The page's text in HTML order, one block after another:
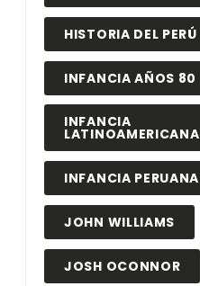
HISTORIA DEL PERÚ
INFANCIA AÑOS 80
INFANCIA
LATINOAMERICANA
INFANCIA PERUANA
JOHN WILLIAMS
JOSH OCONNOR